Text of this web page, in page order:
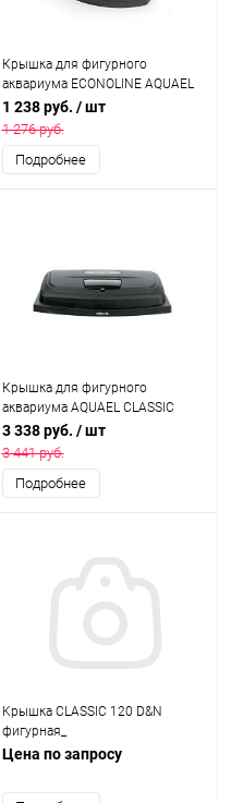
Крышка для фигурного
аквариума ECONOLINE AQUAEL
400х250, осветительный
модуль 11 Вт
1 238 руб. / шт
1 276 руб.
Подробнее
Крышка для фигурного
аквариума AQUAEL CLASSIC
400х250 мм, осветительный
модуль 11 Вт
3 338 руб. / шт
3 441 руб.
Подробнее
Kрышка CLASSIC 120 D&N
фигурная_
Цена по запросу